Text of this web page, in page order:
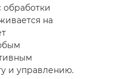
на
и управлению.